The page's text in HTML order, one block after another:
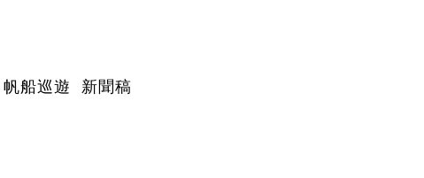
帆船巡遊 新聞稿